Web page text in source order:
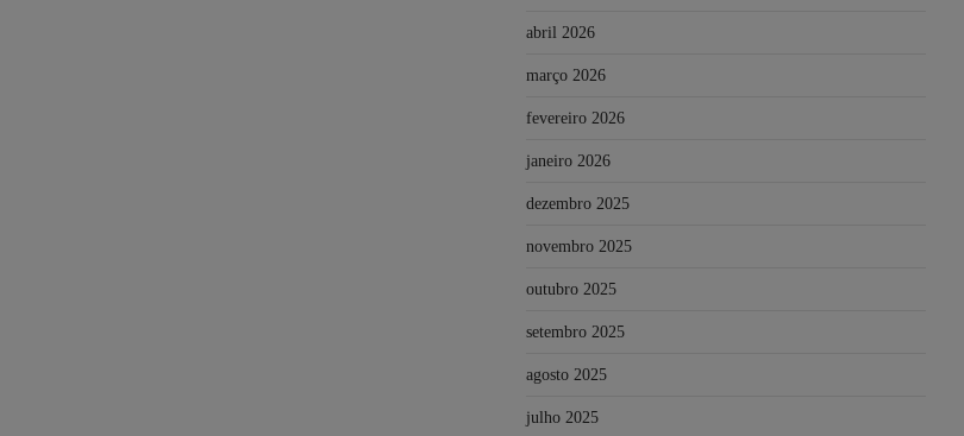
abril 2026
março 2026
fevereiro 2026
janeiro 2026
dezembro 2025
novembro 2025
outubro 2025
setembro 2025
agosto 2025
julho 2025